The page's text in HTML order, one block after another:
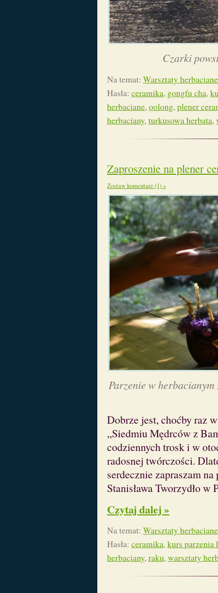
Czarki
Na temat: Warsztaty herbaciane
Hasła: ceramika, gongfu cha,
herbaciane,oolong,plener
herbaciany,turkusowa herbata,
Zaproszenie na plener
Zostaw komentarz (1) »
Parzenie w
Dobrze jest, choćby raz
„Siedmiu Mędrców z
codziennych trosk i w
radosnej twórczości.
serdecznie zapraszam
Stanisława Tworzydło w
Czytaj dalej »
Na temat: Warsztaty herbaciane
Hasła: ceramika,kurs parzenia
herbaciany,raku,warsztaty